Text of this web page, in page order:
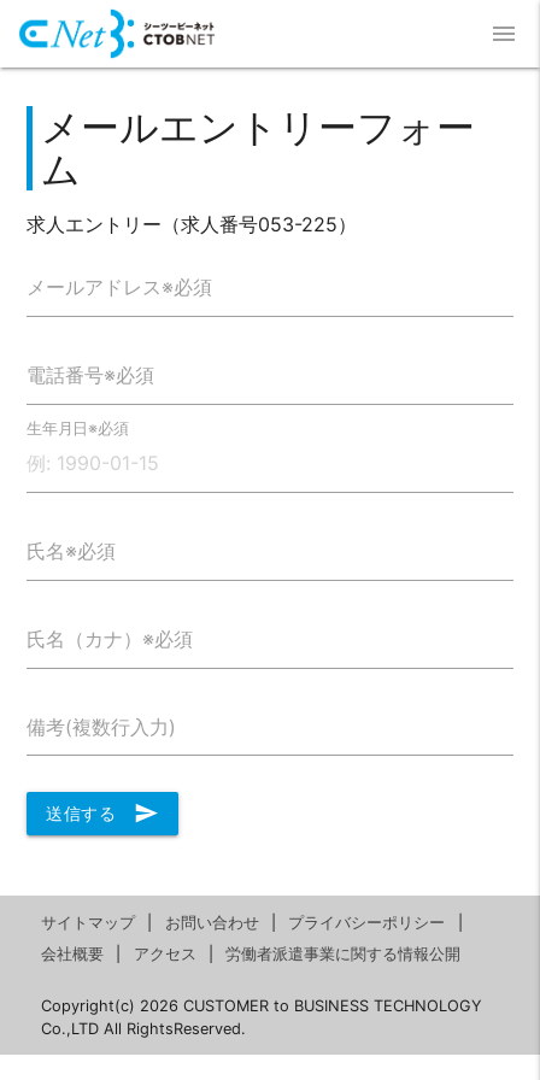
menu
メールエントリーフォー
ム
求人エントリー（求人番号053-225）
メールアドレス※必須
電話番号※必須
生年月日※必須
氏名※必須
氏名（カナ）※必須
備考(複数行入力)
送信する send
サイトマップ お問い合わせ
プライバシーポリシー
会社概要
アクセス 労働者派遣事業に関する情報公開
Copyright(c) 2026 CUSTOMER to BUSINESS TECHNOLOGY
Co.,LTD All RightsReserved.